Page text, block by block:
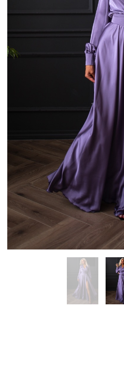
Midi kleitas
Vakarkleitas
Maxi kleitas
Skater kleitas
Adīt kleitas